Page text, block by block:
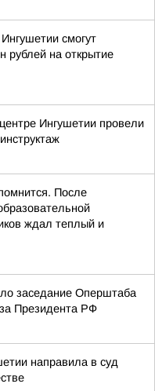
смогут
рублей на открытие
Ингушетии провели
После
ждал теплый и
заседание Оперштаба
Президента РФ
направила в суд